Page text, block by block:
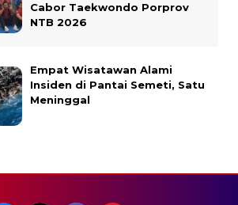
Cabor Taekwondo Porprov
NTB 2026
Empat Wisatawan Alami
Insiden di Pantai Semeti, Satu
Meninggal